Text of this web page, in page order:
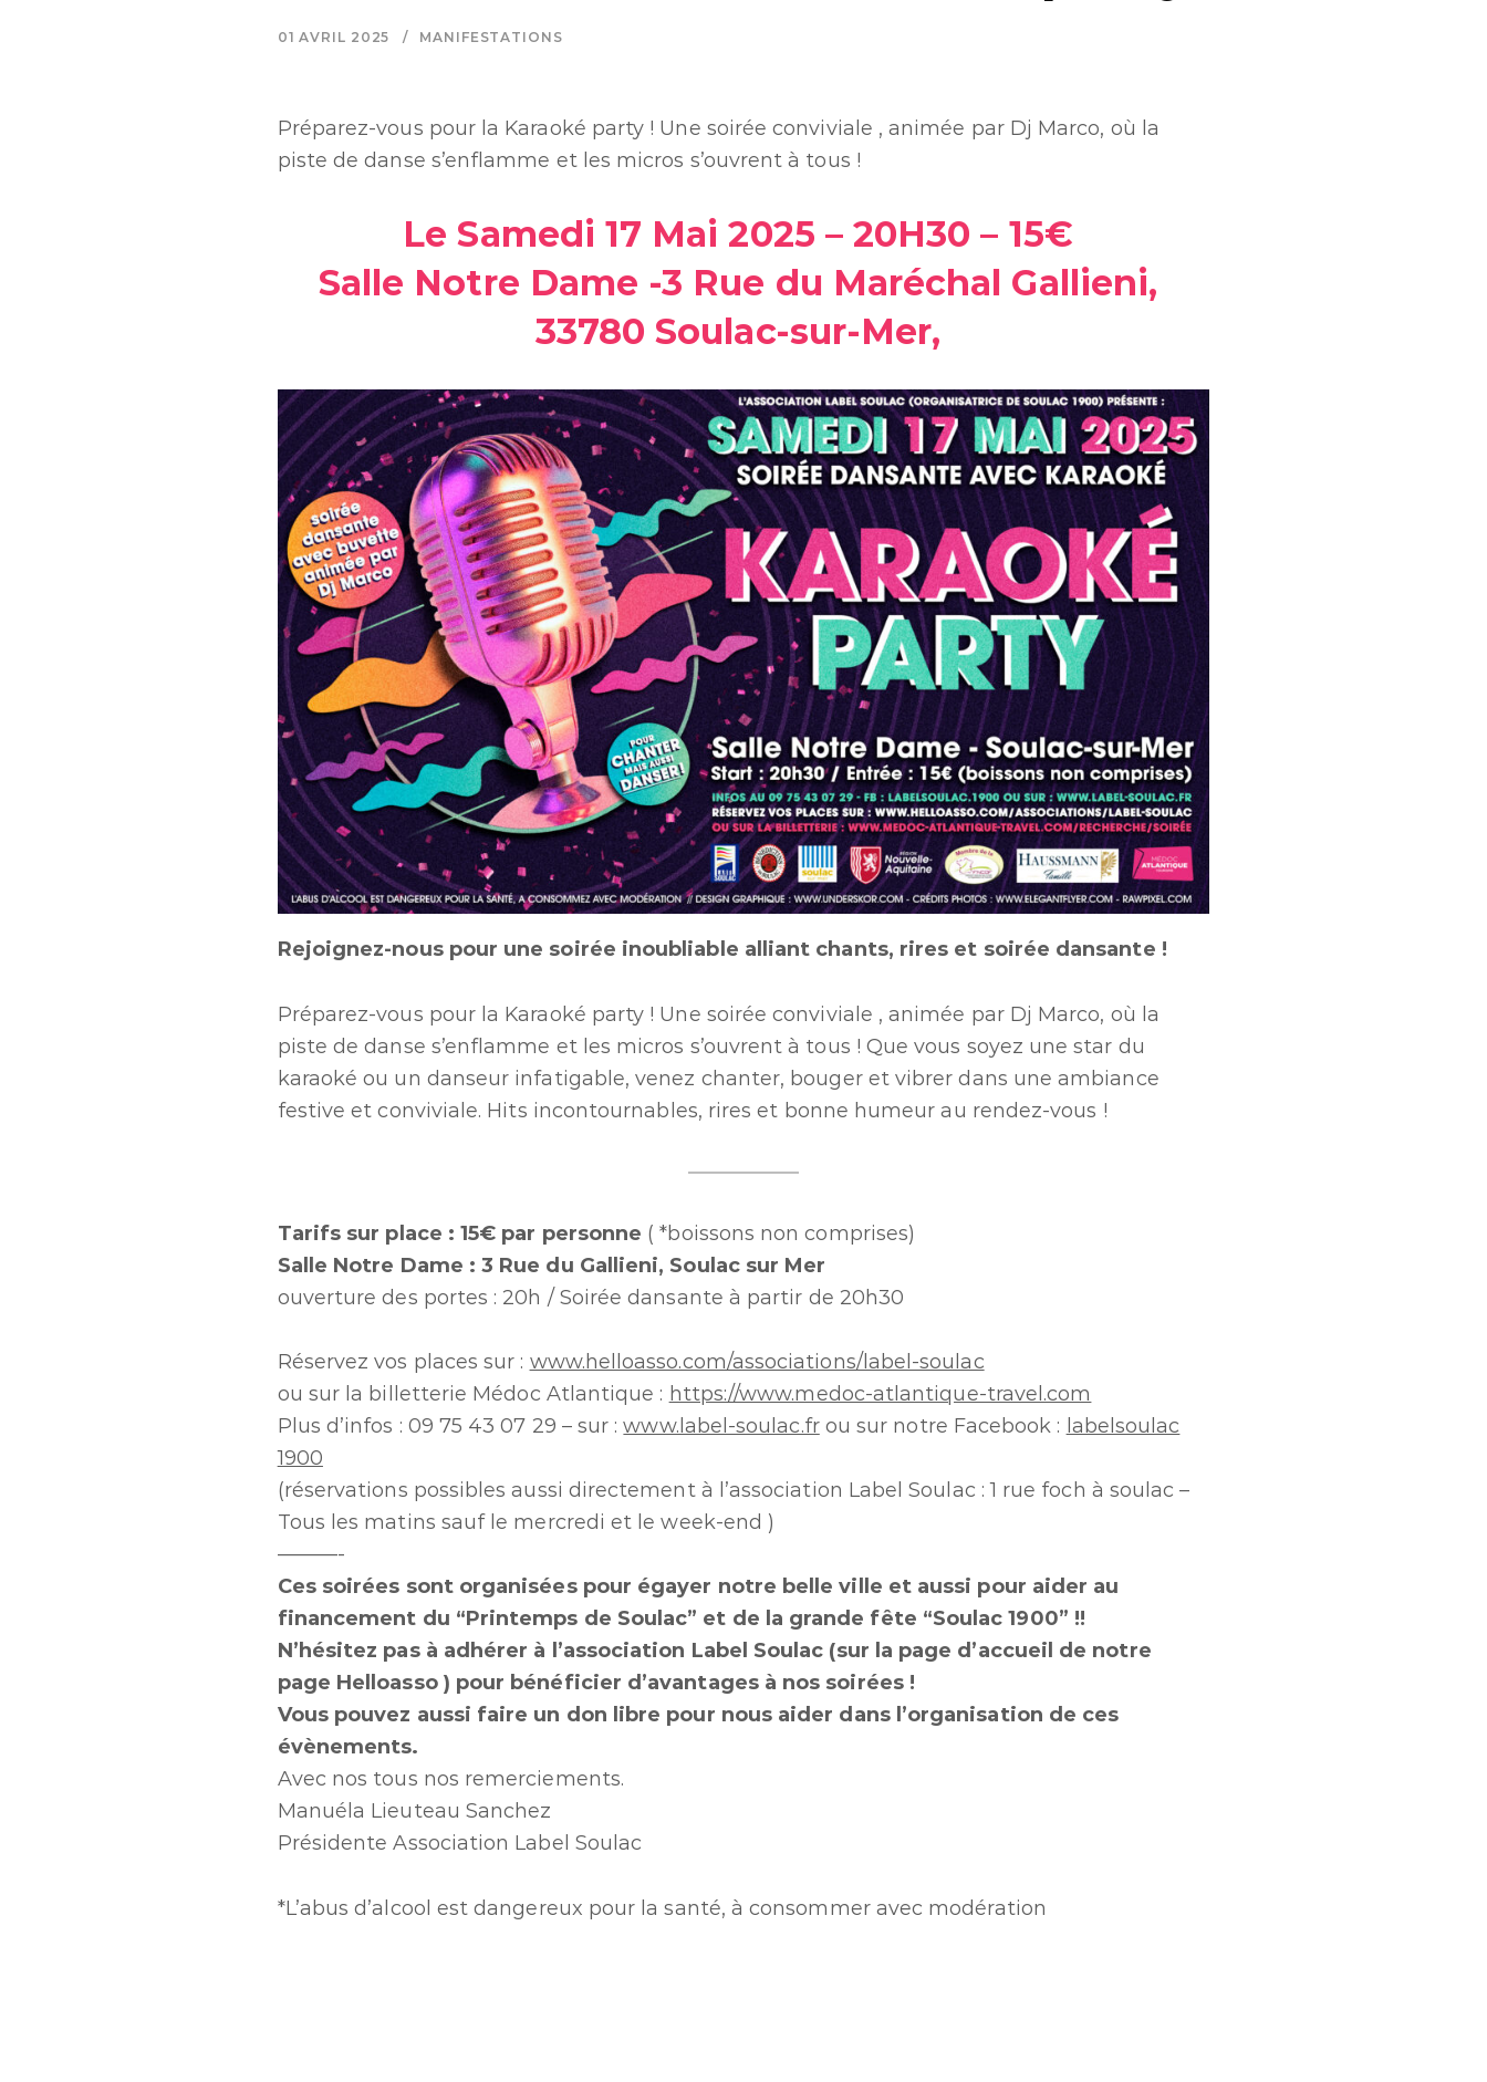
01 AVRIL 2025 MANIFESTATIONS
Préparez-vous pour la Karaoké party ! Une soirée conviviale , animée par Dj Marco, où la
piste de danse s’enflamme et les micros s’ouvrent à tous !
Le Samedi 17 Mai 2025 – 20H30 – 15€
Salle Notre Dame -3 Rue du Maréchal Gallieni,
33780 Soulac-sur-Mer,
Rejoignez-nous pour une soirée inoubliable alliant chants, rires et soirée dansante !
Préparez-vous pour la Karaoké party ! Une soirée conviviale , animée par Dj Marco, où la
piste de danse s’enflamme et les micros s’ouvrent à tous ! Que vous soyez une star du
karaoké ou un danseur infatigable, venez chanter, bouger et vibrer dans une ambiance
festive et conviviale. Hits incontournables, rires et bonne humeur au rendez-vous !
Tarifs sur place : 15€ par personne ( *boissons non comprises)
Salle Notre Dame : 3 Rue du Gallieni, Soulac sur Mer
ouverture des portes : 20h / Soirée dansante à partir de 20h30
Réservez vos places sur : www.helloasso.com/associations/label-soulac
ou sur la billetterie Médoc Atlantique : https://www.medoc-atlantique-travel.com
Plus d’infos : 09 75 43 07 29 – sur :www.label-soulac.frou sur notre Facebook : labelsoulac
1900
(réservations possibles aussi directement à l’association Label Soulac : 1 rue foch à soulac –
Tous les matins sauf le mercredi et le week-end )
———-
Ces soirées sont organisées pour égayer notre belle ville et aussi pour aider au
financement du “Printemps de Soulac” et de la grande fête “Soulac 1900” !!
N’hésitez pas à adhérer à l’association Label Soulac (sur la page d’accueil de notre
page Helloasso ) pour bénéficier d’avantages à nos soirées !
Vous pouvez aussi faire un don libre pour nous aider dans l’organisation de ces
évènements.
Avec nos tous nos remerciements.
Manuéla Lieuteau Sanchez
Présidente Association Label Soulac
*L’abus d’alcool est dangereux pour la santé, à consommer avec modération